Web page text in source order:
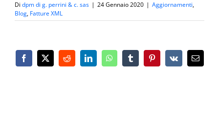
Di dpm di g. perrini & c. sas | 24 Gennaio 2020 | Aggiornamenti,
Blog, Fatture XML
Facebook
X RedditLinkedInWhatsAppTumblrPinterest
Vk Email